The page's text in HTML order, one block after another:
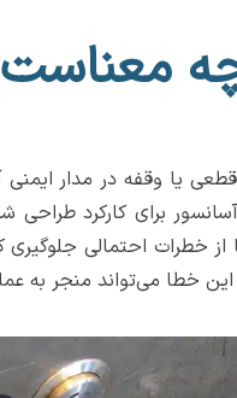
قطعی یا وقفه در
برای کارکرد طراحی
خطا می‌تواند منجر به